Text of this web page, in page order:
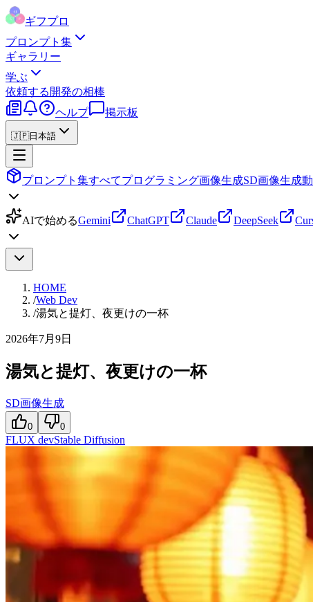
ギフプロ
プロンプト集
ギャラリー
学ぶ
依頼する 開発の相棒
ヘルプ
掲示板
🇯🇵日本語
プロンプト集すべてプログラミング画像生成SD画像生成
AIで始めるGemini ChatGPT Claude DeepSeek
HOME
/Web Dev
/湯気と提灯、夜更けの一杯
2026年7月9日
湯気と提灯、夜更けの一杯
SD画像生成
0 0
FLUX devStable Diffusion